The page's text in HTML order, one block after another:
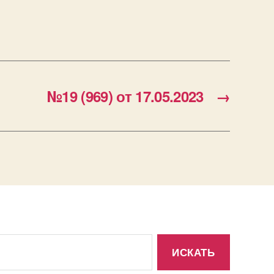
→
№19 (969) от 17.05.2023